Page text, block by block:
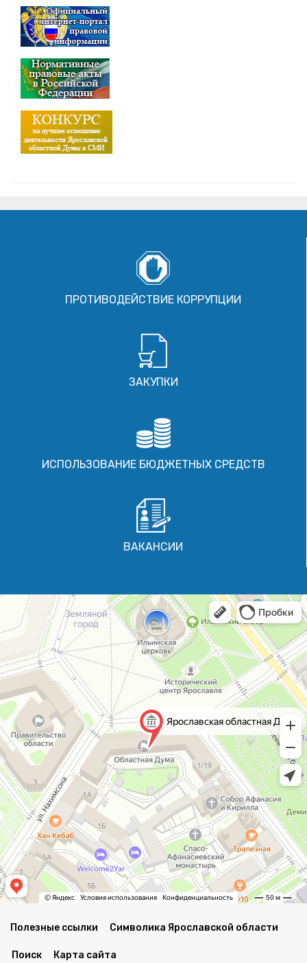
ПРОТИВОДЕЙСТВИЕ КОРРУПЦИИ
ЗАКУПКИ
ИСПОЛЬЗОВАНИЕ БЮДЖЕТНЫХ СРЕДСТВ
ВАКАНСИИ
Полезные ссылки Символика Ярославской области
Поиск Карта сайта